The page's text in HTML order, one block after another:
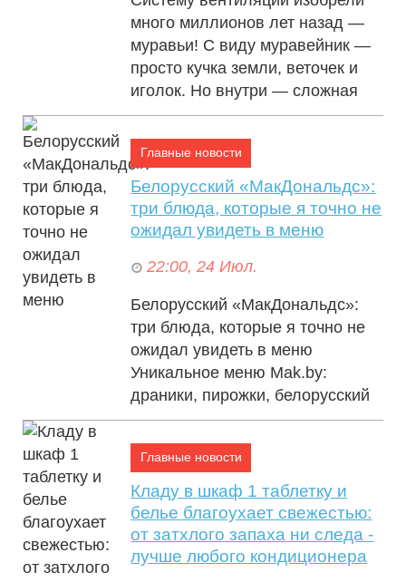
05:00, 25 Июл.
«Почему он не в колонии?»: Известный
адвокат возмущена «щадящим» условным
сроком для Навального
много миллионов лет назад —
муравьи! С виду муравейник —
просто кучка земли, веточек и
иголок. Но внутри — сложная
биосис...
Главные новости
Белорусский «MaкДональдс»:
три блюда, которые я точно не
ожидал увидеть в меню
22:00, 24 Июл.
Белорусский «MaкДональдс»:
три блюда, которые я точно не
ожидал увидеть в меню
Уникальное меню Mak.by:
драники, пирожки, белорусский
бургер. Чем отли...
Главные новости
Кладу в шкаф 1 таблетку и
белье благоухает свежестью:
от затхлого запаха ни следа -
лучше любого кондиционера